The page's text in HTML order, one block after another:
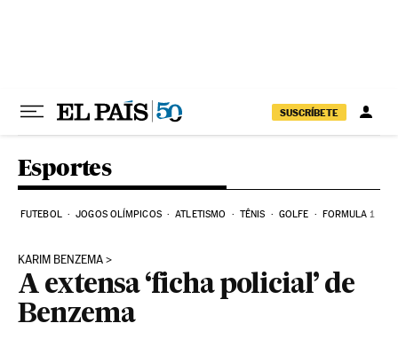
SUSCRÍBETE
Esportes
FUTEBOL JOGOS OLÍMPICOS ATLETISMO TÊNIS GOLFE FORMULA 1
KARIM BENZEMA
A extensa ‘ficha policial’ de
Benzema